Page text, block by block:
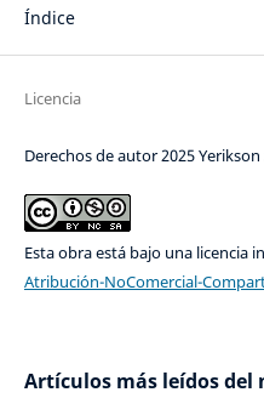
Índice
Licencia
Derechos de autor 2025
Esta obra está bajo una licencia
Atribución-NoComercial-
Artículos más leídos